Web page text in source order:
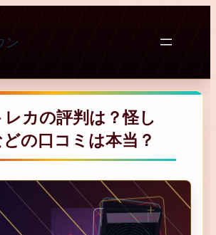
ン
カの評判は？怪し
の口コミは本当？